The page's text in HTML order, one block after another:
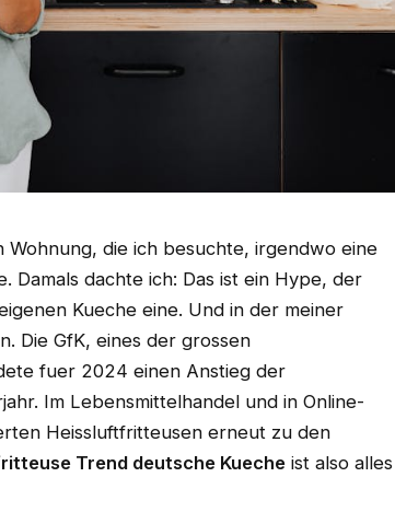
die ich besuchte, irgendwo eine
Damals dachte ich: Das ist ein Hype, der
Kueche eine. Und in der meiner
Die GfK, eines der grossen
fuer 2024 einen Anstieg der
Im Lebensmittelhandel und in Online-
Heissluftfritteusen erneut zu den
Trend deutsche Kueche ist also alles